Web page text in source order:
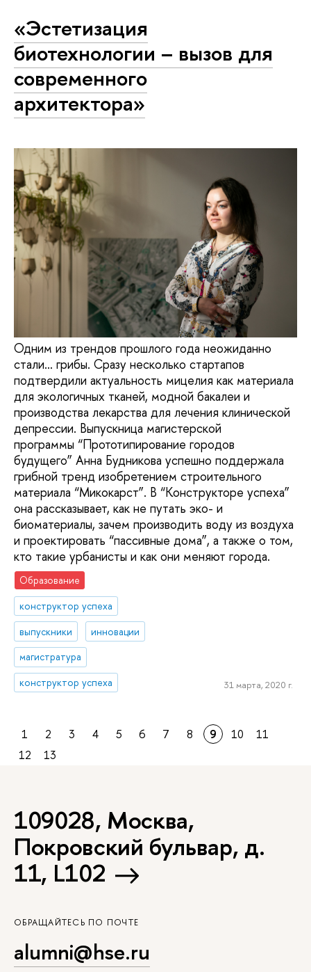
«Эстетизация
биотехнологии – вызов для
современного
архитектора»
Одним из трендов прошлого года неожиданно
стали… грибы. Сразу несколько стартапов
подтвердили актуальность мицелия как материала
для экологичных тканей, модной бакалеи и
производства лекарства для лечения клинической
депрессии. Выпускница магистерской
программы “Прототипирование городов
будущего” Анна Будникова успешно поддержала
грибной тренд изобретением строительного
материала “Микокарст”. В “Конструкторе успеха”
она рассказывает, как не путать эко- и
биоматериалы, зачем производить воду из воздуха
и проектировать “пассивные дома”, а также о том,
кто такие урбанисты и как они меняют города.
Образование
конструктор успеха
выпускники
инновации
магистратура
конструктор успеха
31 марта, 2020 г.
1 2 3 4 5 6 7 8 9 10
11
12
13
109028, Москва,
Покровский бульвар, д.
11, L102
ОБРАЩАЙТЕСЬ ПО ПОЧТЕ
alumni@hse.ru